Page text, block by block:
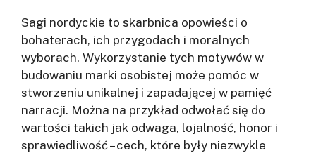
Sagi nordyckie to skarbnica opowieści o
bohaterach, ich przygodach i moralnych
wyborach. Wykorzystanie tych motywów w
budowaniu marki osobistej może pomóc w
stworzeniu unikalnej i zapadającej w pamięć
narracji. Można na przykład odwołać się do
wartości takich jak odwaga, lojalność, honor i
sprawiedliwość – cech, które były niezwykle